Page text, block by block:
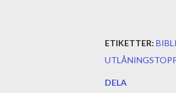
ETIKETTER:
DELA